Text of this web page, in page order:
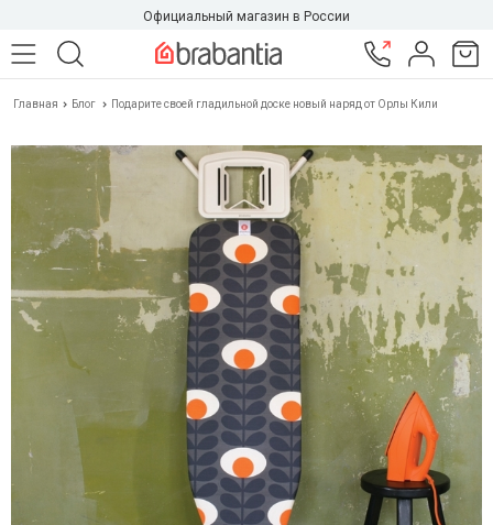
Официальный магазин в России
Главная Блог Подарите своей гладильной доске новый наряд от Орлы Кили